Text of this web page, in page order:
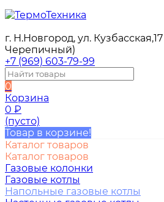
г. Н.Новгород, ул.
Черепичный)
+7 (969) 603-79-99
0
Корзина
0 ₽
(пусто)
Товар в корзине!
Каталог товаров
Каталог товаров
Газовые колонки
Газовые котлы
Напольные газовые котлы